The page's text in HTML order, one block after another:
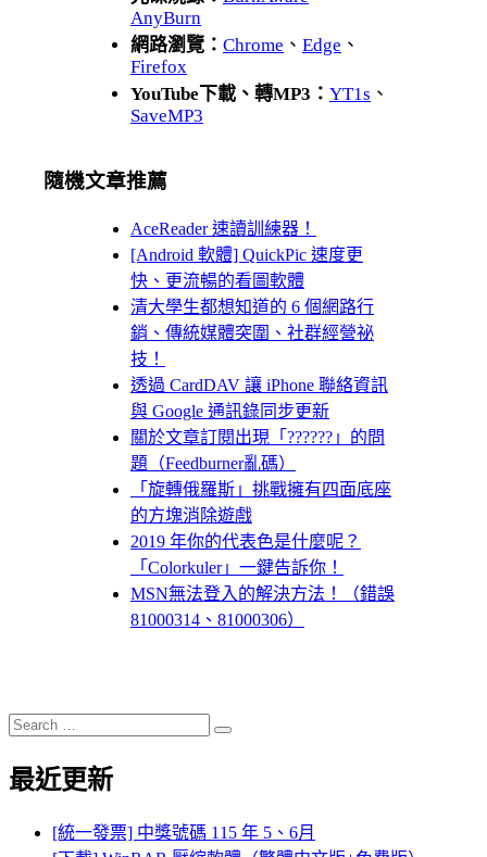
AnyBurn
網路瀏覽： Chrome 、 Edge 、
Firefox
YouTube下載、轉MP3： YT1s 、
SaveMP3
隨機文章推薦
AceReader 速讀訓練器！
[Android 軟體] QuickPic 速度更
快、更流暢的看圖軟體
清大學生都想知道的 6 個網路行
銷、傳統媒體突圍、社群經營祕
技！
透過 CardDAV 讓 iPhone 聯絡資訊
與 Google 通訊錄同步更新
關於文章訂閱出現「??????」的問
題（Feedburner亂碼）
「旋轉俄羅斯」挑戰擁有四面底座
的方塊消除遊戲
2019 年你的代表色是什麼呢？
「Colorkuler」一鍵告訴你！
MSN無法登入的解決方法！（錯誤
81000314、81000306）
Search
for:
Search
最近更新
[統一發票] 中獎號碼 115 年 5、6月